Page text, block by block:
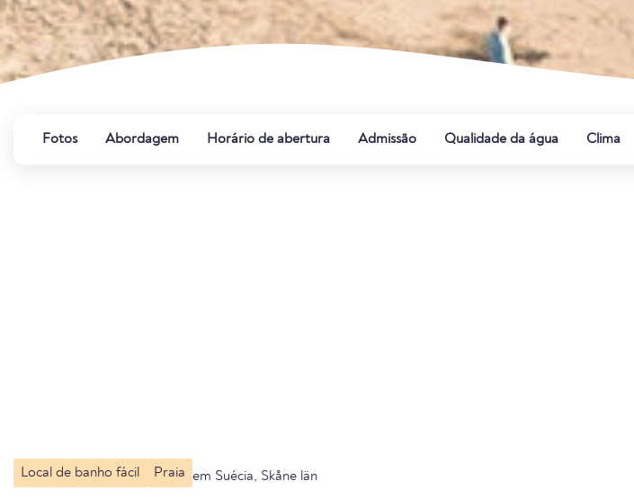
Fotos Abordagem Horário de abertura Admissão Qualidade da água Clima
Local de banho fácil Praia em Suécia, Skåne län